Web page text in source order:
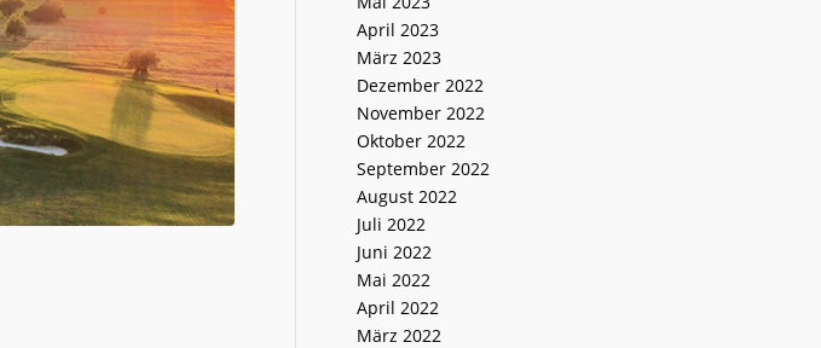
April 2023
März 2023
Dezember 2022
November 2022
Oktober 2022
September 2022
August 2022
Juli 2022
Juni 2022
Mai 2022
April 2022
März 2022